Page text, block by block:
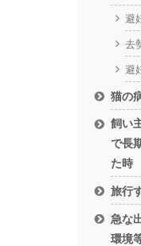
避
去
避
猫の
飼い
で長
た時
旅行
急な
環境